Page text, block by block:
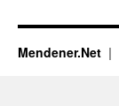
Mendener.Net